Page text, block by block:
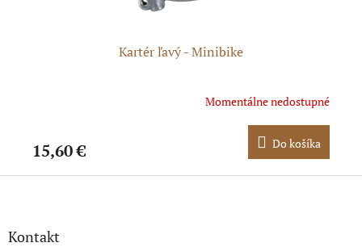
Kartér ľavý - Minibike
Momentálne nedostupné
15,60 € Do košíka
Z
Kontakt